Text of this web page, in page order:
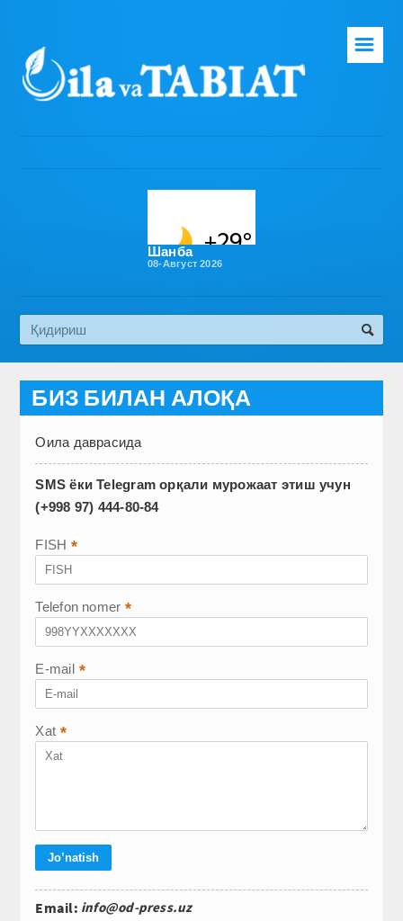
Бош саҳифа
Эко медиа
☰
Шанба
08-Август 2026
БИЗ БИЛАН АЛОҚА
Оила даврасида
SMS ёки Telegram орқали мурожаат этиш учун
(+998 97) 444-80-84
FISH *
Telefon nomer *
E-mail *
Xat *
Email: info@od-press.uz